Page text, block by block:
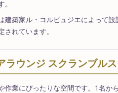
。
建築家ル・コルビュジエによって
されています。
ラウンジ スクランブル
作業にぴったりな空間です。1名か